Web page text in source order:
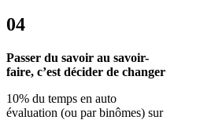
04
Passer du savoir au savoir-
faire, c’est décider de changer
10% du temps en auto
évaluation (ou par binômes) sur